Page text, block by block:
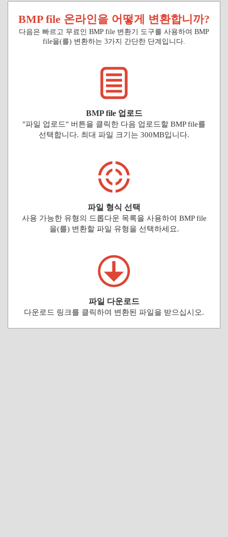
BMP file 온라인을 어떻게 변환합니까?
다음은 빠르고 무료인 BMP file 변환기 도구를 사용하여 BMP
file을(를) 변환하는 3가지 간단한 단계입니다.
BMP file 업로드
"파일 업로드" 버튼을 클릭한 다음 업로드할 BMP file를
선택합니다. 최대 파일 크기는 300MB입니다.
파일 형식 선택
사용 가능한 유형의 드롭다운 목록을 사용하여 BMP file
을(를) 변환할 파일 유형을 선택하세요.
파일 다운로드
다운로드 링크를 클릭하여 변환된 파일을 받으십시오.